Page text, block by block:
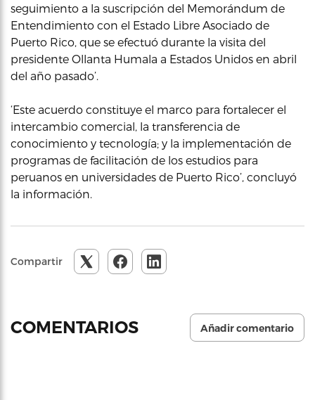
seguimiento a la suscripción del Memorándum de
Entendimiento con el Estado Libre Asociado de
Puerto Rico, que se efectuó durante la visita del
presidente Ollanta Humala a Estados Unidos en abril
del año pasado’.
‘Este acuerdo constituye el marco para fortalecer el
intercambio comercial, la transferencia de
conocimiento y tecnología; y la implementación de
programas de facilitación de los estudios para
peruanos en universidades de Puerto Rico’, concluyó
la información.
Compartir
COMENTARIOS Añadir comentario